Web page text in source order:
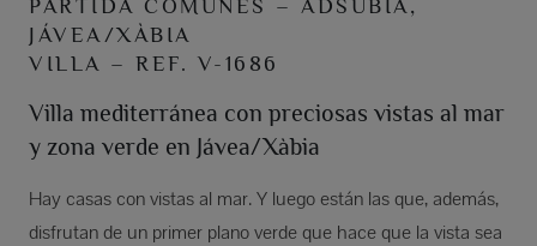
PARTIDA COMUNES – ADSUBIA,
JÁVEA/XÀBIA
VILLA – REF. V-1686
Villa mediterránea con preciosas vistas al mar
y zona verde en Jávea/Xàbia
Hay casas con vistas al mar. Y luego están las que, además,
disfrutan de un primer plano verde que hace que la vista sea